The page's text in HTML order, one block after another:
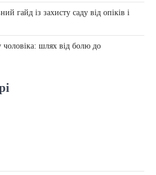
гайд із захисту саду від опіків і
шлях від болю до